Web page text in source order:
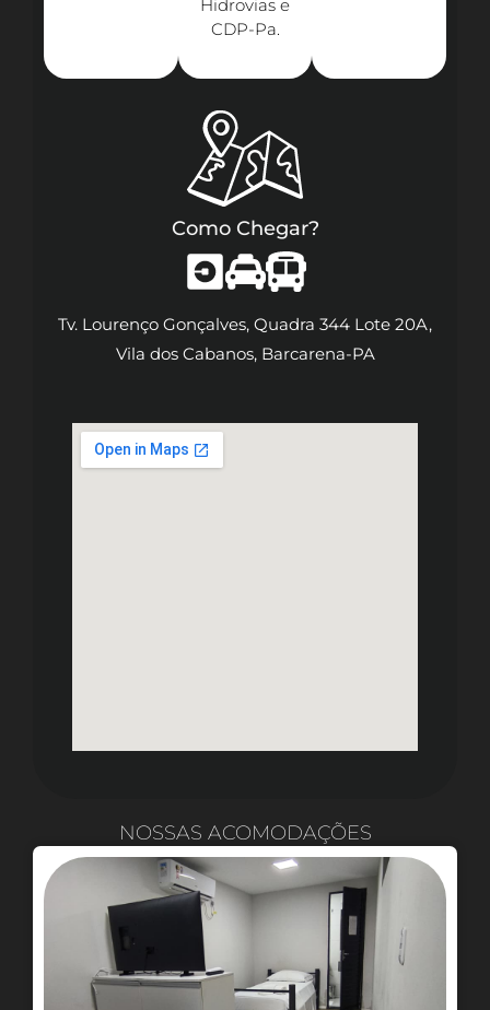
Hidrovias e
CDP-Pa.​
Como Chegar?
Tv. Lourenço Gonçalves, Quadra 344 Lote 20A,
Vila dos Cabanos, Barcarena-PA
NOSSAS ACOMODAÇÕES